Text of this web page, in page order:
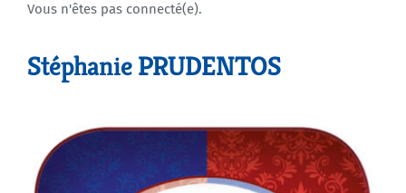
Agenda
Vous n'êtes pas connecté(e).
Stéphanie PRUDENTOS